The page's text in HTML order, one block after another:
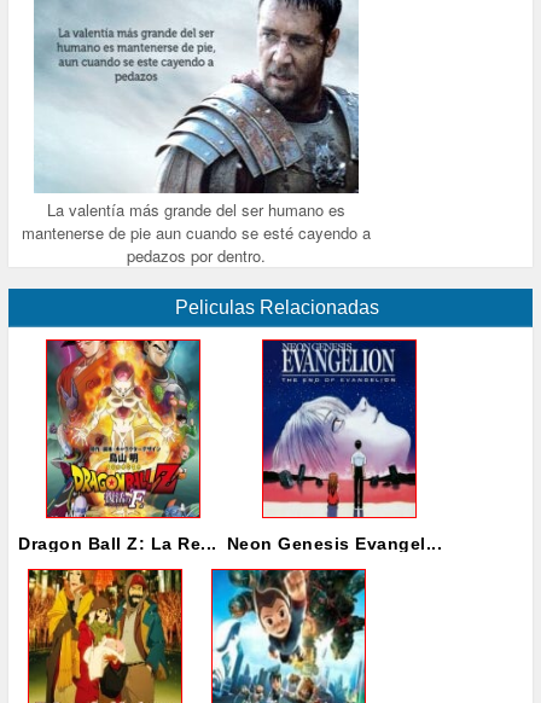
La valentía más grande del ser humano es
mantenerse de pie aun cuando se esté cayendo a
pedazos por dentro.
Peliculas Relacionadas
Dragon Ball Z: La Re... Neon Genesis Evangel...